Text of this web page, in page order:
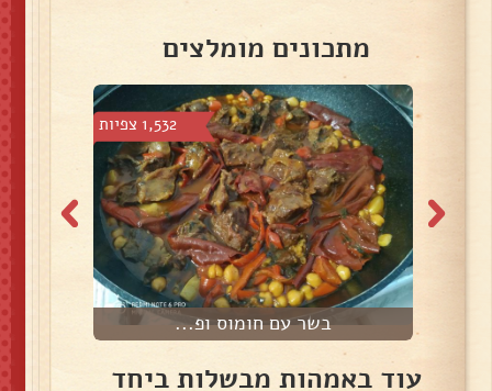
מתכונים מומלצים
1,532 צפיות
בשר עם חומוס ופ...
עוד באמהות מבשלות ביחד